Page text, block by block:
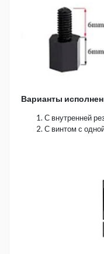
Варианты
С внутренней
С винтом с